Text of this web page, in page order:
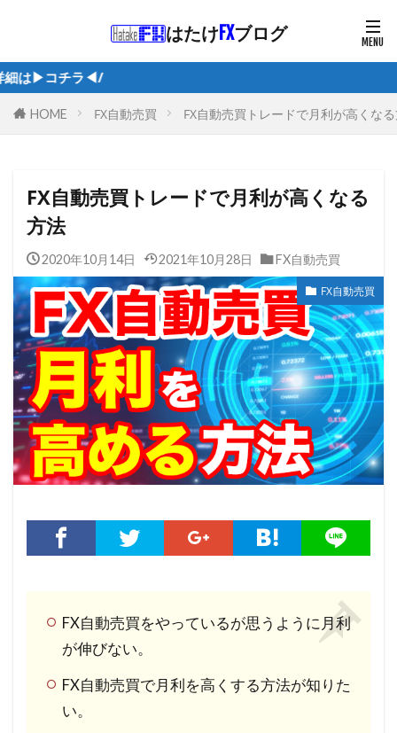
はたけ FXブログ
HOME FX自動売買 FX自動売買トレードで月利が高くな
FX自動売買トレードで月利が高くなる
方法
2020年10月14日 2021年10月28日 FX自動売買
FX自動売買
FX自動売買をやっているが思うように月利
が伸びない。
FX自動売買で月利を高くする方法が知りた
い。